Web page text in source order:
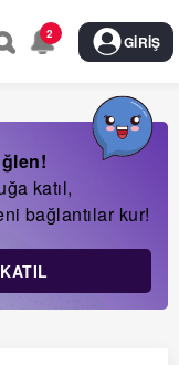
2 GIRIŞ
katıl,
bağlantılar kur!